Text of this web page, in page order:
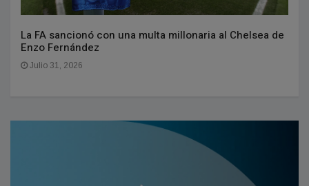
La FA sancionó con una multa millonaria al Chelsea de
Enzo Fernández
Julio 31, 2026